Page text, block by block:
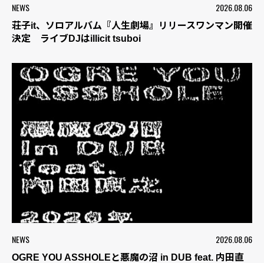
NEWS 2026.08.06
荘子it、ソロアルバム『人生劇場』リリースワンマン開催
決定 ライブDJはillicit tsuboi
NEWS 2026.08.06
OGRE YOU ASSHOLEと悪魔の沼 in DUB feat. 内田直